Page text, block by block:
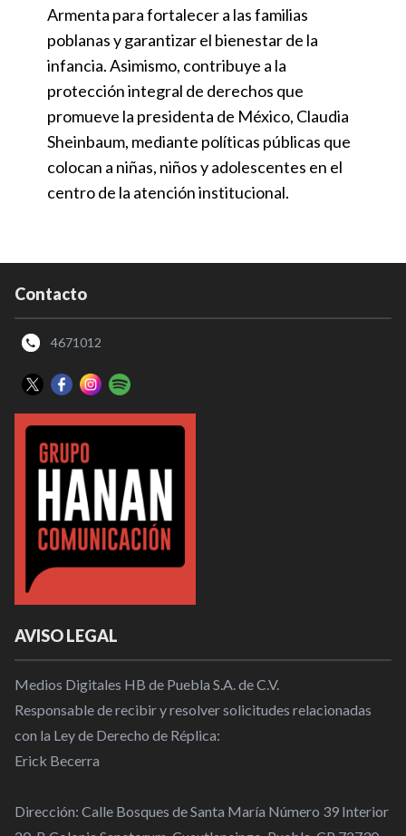
Armenta para fortalecer a las familias
poblanas y garantizar el bienestar de la
infancia. Asimismo, contribuye a la
protección integral de derechos que
promueve la presidenta de México, Claudia
Sheinbaum, mediante políticas públicas que
colocan a niñas, niños y adolescentes en el
centro de la atención institucional.
Contacto
4671012
AVISO LEGAL
Medios Digitales HB de Puebla S.A. de C.V.
Responsable de recibir y resolver solicitudes relacionadas
con la Ley de Derecho de Réplica:
Erick Becerra
Dirección: Calle Bosques de Santa María Número 39 Interior